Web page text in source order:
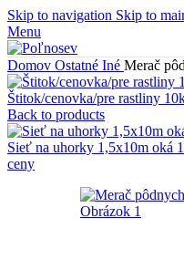
Skip to navigation Skip to
Menu
Domov Ostatné Iné Merač
Štitok/cenovka/pre rastliny
Back to products
Sieť na uhorky 1,5x10m oká
ceny